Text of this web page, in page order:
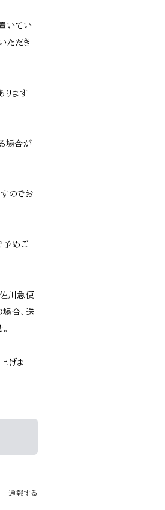
いてい
ただき
ります
場合が
のでお
予めご
川急便
合、送
げま
通報する